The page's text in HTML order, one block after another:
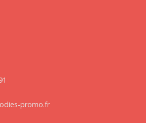
promo.fr